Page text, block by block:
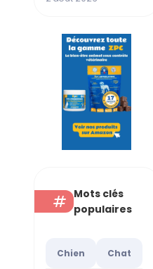
Mots clés
populaires
Chien Chat